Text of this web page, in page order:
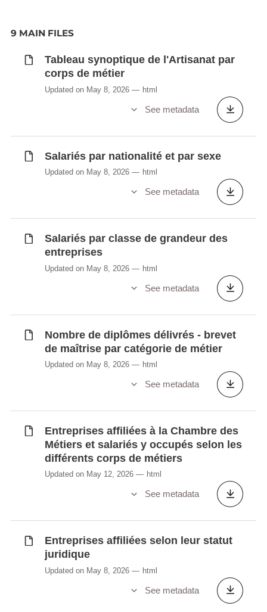
9 MAIN FILES
Tableau synoptique de l'Artisanat par
corps de métier
Updated on May 8, 2026 html
See metadata
Salariés par nationalité et par sexe
Updated on May 8, 2026 html
See metadata
Salariés par classe de grandeur des
entreprises
Updated on May 8, 2026 html
See metadata
Nombre de diplômes délivrés - brevet
de maîtrise par catégorie de métier
Updated on May 8, 2026 html
See metadata
Entreprises affiliées à la Chambre des
Métiers et salariés y occupés selon les
différents corps de métiers
Updated on May 12, 2026 html
See metadata
Entreprises affiliées selon leur statut
juridique
Updated on May 8, 2026 html
See metadata